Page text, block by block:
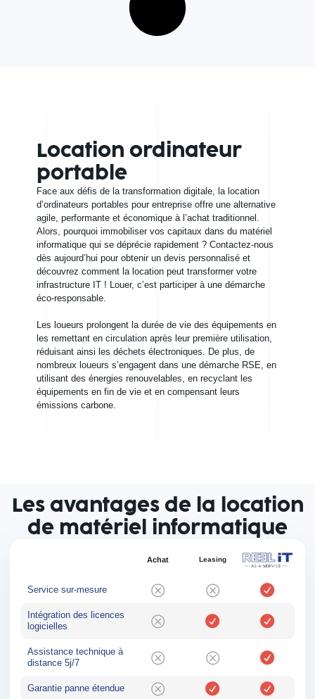
Location ordinateur
portable
Face aux défis de la transformation digitale, la location
d’ordinateurs portables pour entreprise offre une alternative
agile, performante et économique à l’achat traditionnel.
Alors, pourquoi immobiliser vos capitaux dans du matériel
informatique qui se déprécie rapidement ? Contactez-nous
dès aujourd’hui pour obtenir un devis personnalisé et
découvrez comment la location peut transformer votre
infrastructure IT ! Louer, c’est participer à une démarche
éco-responsable.
Les loueurs prolongent la durée de vie des équipements en
les remettant en circulation après leur première utilisation,
réduisant ainsi les déchets électroniques. De plus, de
nombreux loueurs s’engagent dans une démarche RSE, en
utilisant des énergies renouvelables, en recyclant les
équipements en fin de vie et en compensant leurs
émissions carbone.
Les avantages de la location
de matériel informatique
Achat Leasing
Service sur-mesure
Intégration des licences
logicielles
Assistance technique à
distance 5j/7
Garantie panne étendue